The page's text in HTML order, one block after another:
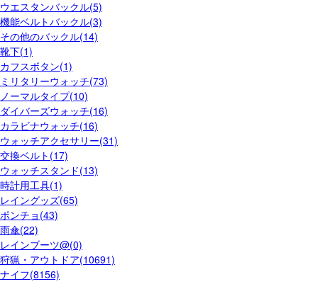
ウエスタンバックル(5)
機能ベルトバックル(3)
その他のバックル(14)
靴下(1)
カフスボタン(1)
ミリタリーウォッチ(73)
ノーマルタイプ(10)
ダイバーズウォッチ(16)
カラビナウォッチ(16)
ウォッチアクセサリー(31)
交換ベルト(17)
ウォッチスタンド(13)
時計用工具(1)
レイングッズ(65)
ポンチョ(43)
雨傘(22)
レインブーツ@(0)
狩猟・アウトドア(10691)
ナイフ(8156)